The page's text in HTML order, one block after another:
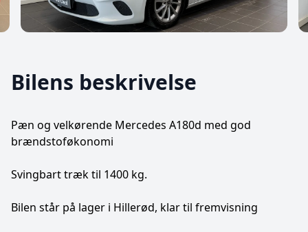
Bilens beskrivelse
Pæn og velkørende Mercedes A180d med god
brændstoføkonomi
Svingbart træk til 1400 kg.
Bilen står på lager i Hillerød, klar til fremvisning